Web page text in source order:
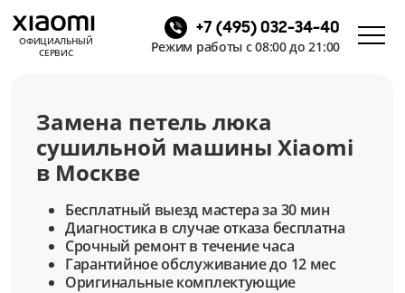
ОФИЦИАЛЬНЫЙ
СЕРВИС
+7 (495) 032-34-40
Режим работы с 08:00 до 21:00
Замена петель люка
сушильной машины Xiaomi
в Москве
Бесплатный выезд мастера за 30 мин
Диагностика в случае отказа бесплатна
Срочный ремонт в течение часа
Гарантийное обслуживание до 12 мес
Оригинальные комплектующие